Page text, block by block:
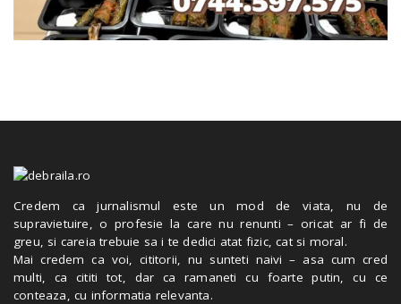
Credem ca jurnalismul este un mod de viata, nu de
supravietuire, o profesie la care nu renunti – oricat ar fi de
greu, si careia trebuie sa i te dedici atat fizic, cat si moral.
Mai credem ca voi, cititorii, nu sunteti naivi – asa cum cred
multi, ca cititi tot, dar ca ramaneti cu foarte putin, cu ce
conteaza, cu informatia relevanta.